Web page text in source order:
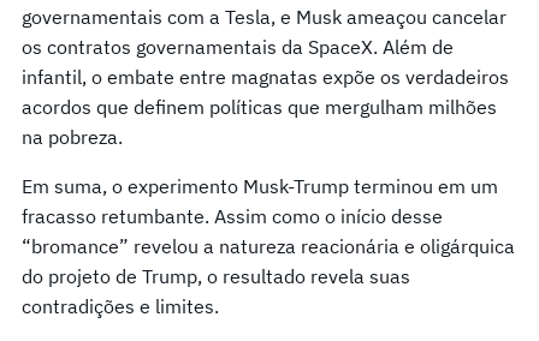
governamentais com a Tesla, e Musk ameaçou cancelar
os contratos governamentais da SpaceX. Além de
infantil, o embate entre magnatas expõe os verdadeiros
acordos que definem políticas que mergulham milhões
na pobreza.
Em suma, o experimento Musk-Trump terminou em um
fracasso retumbante. Assim como o início desse
“bromance” revelou a natureza reacionária e oligárquica
do projeto de Trump, o resultado revela suas
contradições e limites.